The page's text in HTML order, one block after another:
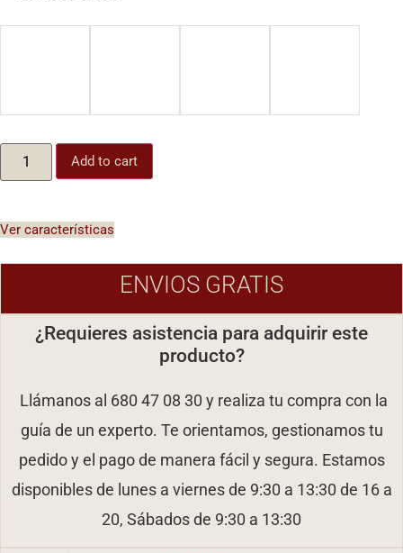
Cocina
COLORLAM
quantity
Add to cart
Ver características
ENVIOS GRATIS
¿Requieres asistencia para adquirir este
producto?
Llámanos al 680 47 08 30 y realiza tu compra con la
guía de un experto. Te orientamos, gestionamos tu
pedido y el pago de manera fácil y segura. Estamos
disponibles de lunes a viernes de 9:30 a 13:30 de 16 a
20, Sábados de 9:30 a 13:30